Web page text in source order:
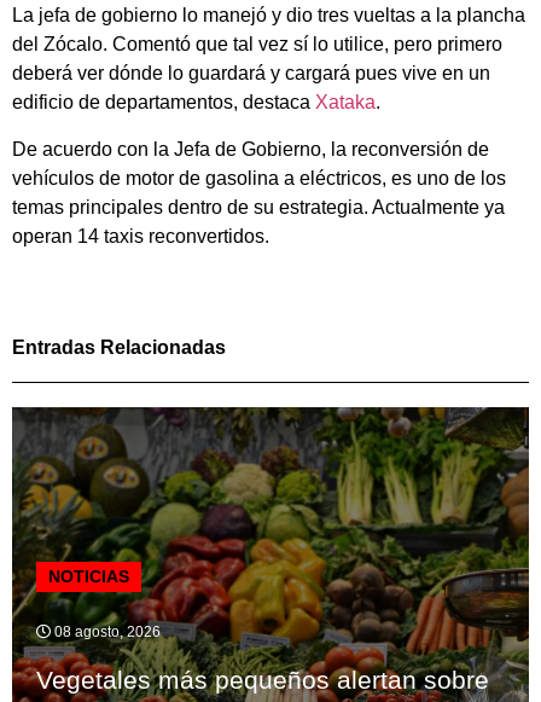
La jefa de gobierno lo manejó y dio tres vueltas a la plancha
del Zócalo. Comentó que tal vez sí lo utilice, pero primero
deberá ver dónde lo guardará y cargará pues vive en un
edificio de departamentos, destaca Xataka.
De acuerdo con la Jefa de Gobierno, la reconversión de
vehículos de motor de gasolina a eléctricos, es uno de los
temas principales dentro de su estrategia. Actualmente ya
operan 14 taxis reconvertidos.
Entradas Relacionadas
NOTICIAS
08 agosto, 2026
Vegetales más pequeños alertan sobre